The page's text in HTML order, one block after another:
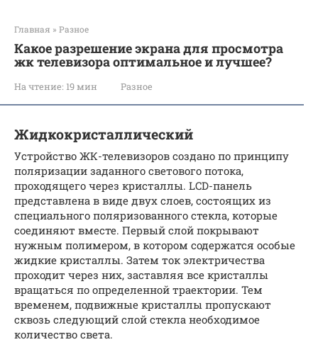
Главная » Разное
Какое разрешение экрана для просмотра
жк телевизора оптимальное и лучшее?
На чтение: 19 мин Разное
Жидкокристаллический
Устройство ЖК-телевизоров создано по принципу
поляризации заданного светового потока,
проходящего через кристаллы. LCD-панель
представлена в виде двух слоев, состоящих из
специального поляризованного стекла, которые
соединяют вместе. Первый слой покрывают
нужным полимером, в котором содержатся особые
жидкие кристаллы. Затем ток электричества
проходит через них, заставляя все кристаллы
вращаться по определенной траектории. Тем
временем, подвижные кристаллы пропускают
сквозь следующий слой стекла необходимое
количество света.